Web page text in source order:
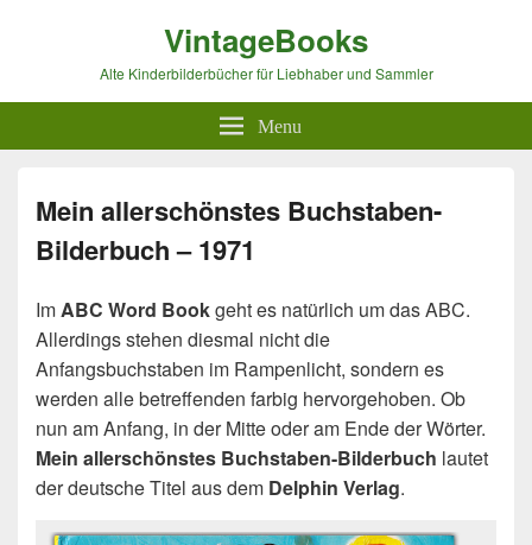
VintageBooks
Alte Kinderbilderbücher für Liebhaber und Sammler
Menu
Mein allerschönstes Buchstaben-
Bilderbuch – 1971
ImABC Word Bookgeht es natürlich um das ABC.
Allerdings stehen diesmal nicht die
Anfangsbuchstaben im Rampenlicht, sondern es
werden alle betreffenden farbig hervorgehoben. Ob
nun am Anfang, in der Mitte oder am Ende der Wörter.
Mein allerschönstes Buchstaben-Bilderbuch lautet
der deutsche Titel aus dem Delphin Verlag.